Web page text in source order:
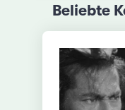
Beliebte